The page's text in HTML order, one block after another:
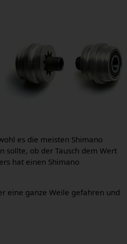
es die meisten Shimano
sollte, ob der Tausch dem Wert
hat einen Shimano
eine ganze Weile gefahren und